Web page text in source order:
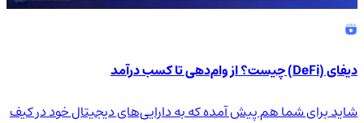
دیفای (DeFi) چیست؟ از وام‌دهی تا کسب درآمد
شاید برای شما هم پیش آمده که به دارایی‌های دیجیتال خود در کیف